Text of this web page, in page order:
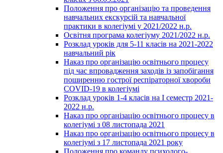
Положення про організацію та проведення
навчальних екскурсій та навчальної
практики в колегіумі у 2021/2022 н.р.
Освітня програма колегіуму 2021/2022 н.р.
Розклад уроків для 5-11 класів на 2021-2022
навчальний рік
Наказ про організацію освітнього процесу
під час впровадження заходів із запобігання
поширенню гострої респіраторної хвороби
COVID-19 в колегіумі
Розклад уроків 1-4 класів на І семестр 2021-
2022 н.р.
Наказ про організацію освітнього процесу в
колегіумі з 08 листопада 2021
Наказ про організацію освітнього процесу в
колегіумі з 17 листопада 2021 року